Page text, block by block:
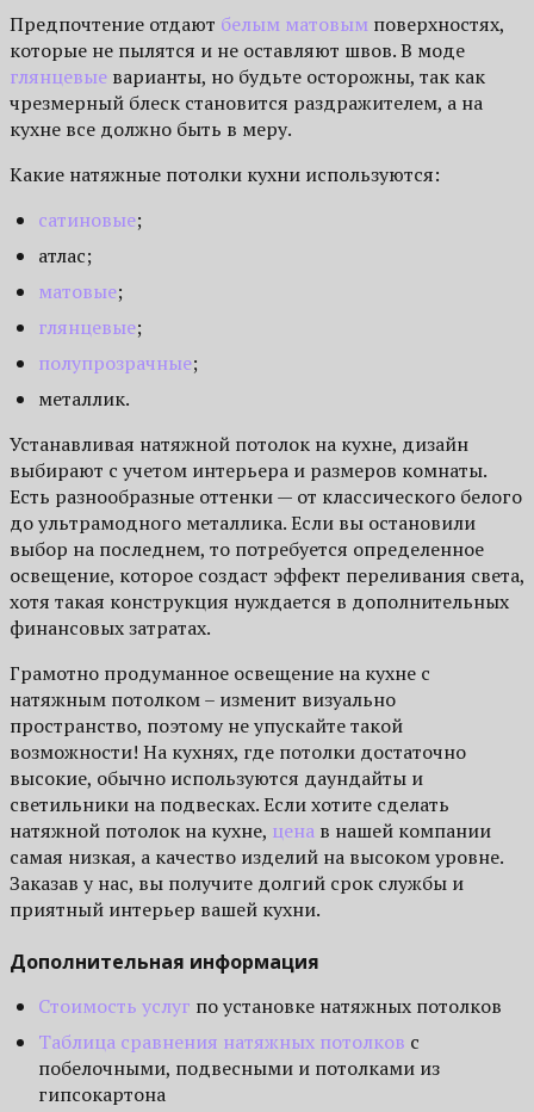
Предпочтение отдают белым матовым поверхностях,
которые не пылятся и не оставляют швов. В моде
глянцевые варианты, но будьте осторожны, так как
чрезмерный блеск становится раздражителем, а на
кухне все должно быть в меру.
Какие натяжные потолки кухни используются:
сатиновые;
атлас;
матовые;
глянцевые;
полупрозрачные;
металлик.
Устанавливая натяжной потолок на кухне, дизайн
выбирают с учетом интерьера и размеров комнаты.
Есть разнообразные оттенки — от классического белого
до ультрамодного металлика. Если вы остановили
выбор на последнем, то потребуется определенное
освещение, которое создаст эффект переливания света,
хотя такая конструкция нуждается в дополнительных
финансовых затратах.
Грамотно продуманное освещение на кухне с
натяжным потолком – изменит визуально
пространство, поэтому не упускайте такой
возможности! На кухнях, где потолки достаточно
высокие, обычно используются даундайты и
светильники на подвесках. Если хотите сделать
натяжной потолок на кухне, цена в нашей компании
самая низкая, а качество изделий на высоком уровне.
Заказав у нас, вы получите долгий срок службы и
приятный интерьер вашей кухни.
Дополнительная информация
Стоимость услуг по установке натяжных потолков
Таблица сравнения натяжных потолков с
побелочными, подвесными и потолками из
гипсокартона